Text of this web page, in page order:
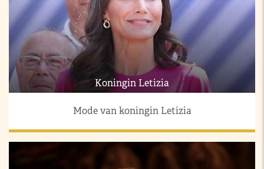
Koningin Letizia
Mode van koningin Letizia